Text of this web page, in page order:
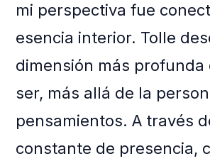
mi perspectiva fue
esencia interior. Tolle
dimensión más profunda
ser, más allá de la
pensamientos. A través
constante de presencia,